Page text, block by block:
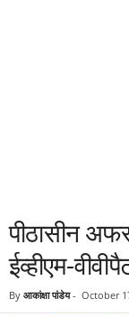
पीठासीन
ईव्हीएम-
By आकांक्षा पांडेय- October